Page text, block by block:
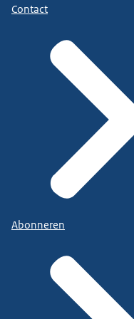
Contact
Abonneren